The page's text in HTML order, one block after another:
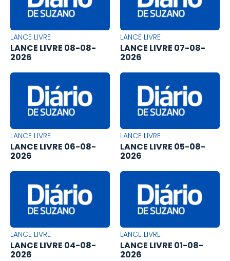
LANCE LIVRE
LANCE LIVRE 08-08-
2026
LANCE LIVRE
LANCE LIVRE 07-08-
2026
LANCE LIVRE
LANCE LIVRE 06-08-
2026
LANCE LIVRE
LANCE LIVRE 05-08-
2026
LANCE LIVRE
LANCE LIVRE 04-08-
2026
LANCE LIVRE
LANCE LIVRE 01-08-
2026